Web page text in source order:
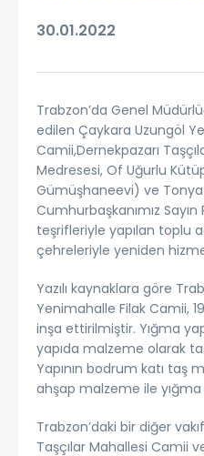
30.01.2022
Trabzon’da Genel
edilen Çaykara Uzungöl
Camii,Dernekpazarı
Medresesi, Of Uğurlu
Gümüşhaneevi) ve Tonya
Cumhurbaşkanımız Sayın
teşrifleriyle yapılan toplu
çehreleriyle yeniden
Yazılı kaynaklara göre
Yenimahalle Filak Camii,
inşa ettirilmiştir. Yığma
yapıda malzeme olarak
Yapının bodrum katı taş
ahşap malzeme ile
Trabzon’daki bir diğer
Taşçılar Mahallesi Camii